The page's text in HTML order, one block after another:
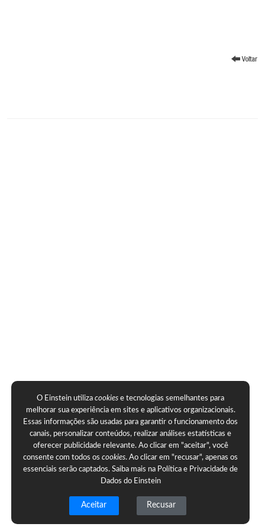
O Einstein utilizacookies e tecnologias semelhantes para
melhorar sua experiência em sites e aplicativos organizacionais.
Essas informações são usadas para garantir o funcionamento dos
canais, personalizar conteúdos, realizar análises estatísticas e
oferecer publicidade relevante. Ao clicar em "aceitar", você
consente com todos oscookies. Ao clicar em "recusar", apenas os
essenciais serão captados. Saiba mais na Política e Privacidade de
Dados do Einstein
Aceitar Recusar